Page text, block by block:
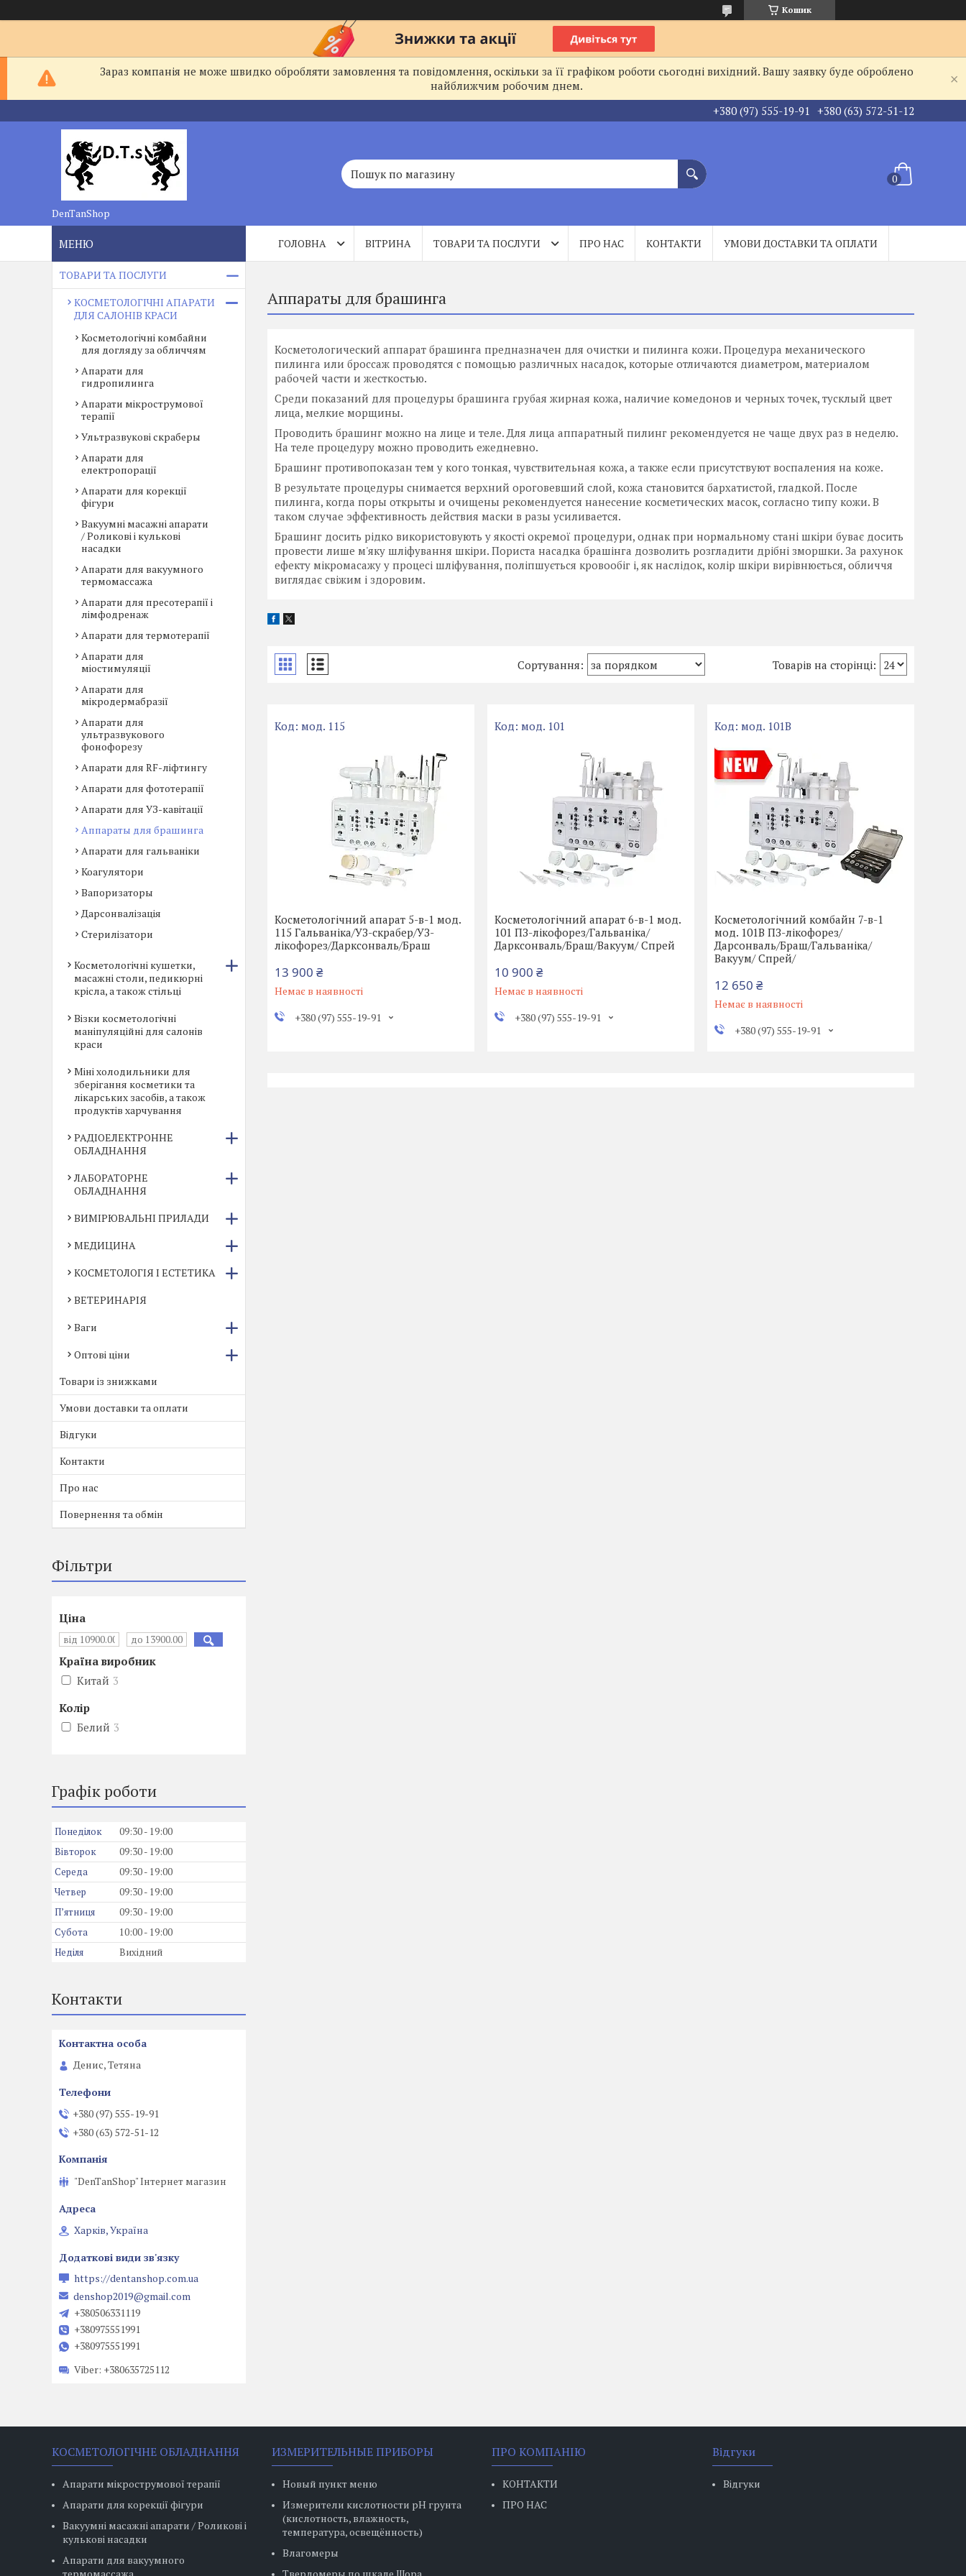
Кошик
Зараз компанія не може швидко обробляти замовлення та повідомлення, оскільки за її графіком роботи сьогодні вихідний. Вашу заявку буде оброблено
найближчим робочим днем.
+380 (97) 555-19-91 +380 (63) 572-51-12
DenTanShop
ГОЛОВНА ВІТРИНА ТОВАРИ ТА ПОСЛУГИ ПРО НАС КОНТАКТИ УМОВИ ДОСТАВКИ ТА ОПЛАТИ
Аппараты для брашинга
Косметологический аппарат брашинга предназначен для очистки и пилинга кожи. Процедура механического
пилинга или броссаж проводятся с помощью различных насадок, которые отличаются диаметром, материалом
рабочей части и жесткостью.
Среди показаний для процедуры брашинга грубая жирная кожа, наличие комедонов и черных точек, тусклый цвет
лица, мелкие морщины.
Проводить брашинг можно на лице и теле. Для лица аппаратный пилинг рекомендуется не чаще двух раз в неделю.
На теле процедуру можно проводить ежедневно.
Брашинг противопоказан тем у кого тонкая, чувствительная кожа, а также если присутствуют воспаления на коже.
В результате процедуры снимается верхний ороговевший слой, кожа становится бархатистой, гладкой. После
пилинга, когда поры открыты и очищены рекомендуется нанесение косметических масок, согласно типу кожи. В
таком случае эффективность действия маски в разы усиливается.
Брашинг досить рідко використовують у якості окремої процедури, однак при нормальному стані шкіри буває досить
провести лише м'яку шліфування шкіри. Пориста насадка брашінга дозволить розгладити дрібні зморшки. За рахунок
ефекту мікромасажу у процесі шліфування, поліпшується кровообіг і, як наслідок, колір шкіри вирівнюється, обличчя
виглядає свіжим і здоровим.
мод. 115
Косметологічний апарат 5-в-1 мод.
115 Гальваніка/УЗ-скрабер/УЗ-
лікофорез/Дарксонваль/Браш
13 900 ₴
Немає в наявності
+380 (97) 555-19-91
мод. 101
Косметологічний апарат 6-в-1 мод.
101 ПЗ-лікофорез/Гальваніка/
Дарксонваль/Браш/Вакуум/ Спрей
10 900 ₴
Немає в наявності
+380 (97) 555-19-91
мод. 101B
Косметологічний комбайн 7-в-1
мод. 101B ПЗ-лікофорез/
Дарсонваль/Браш/Гальваніка/
Вакуум/ Спрей/
12 650 ₴
Немає в наявності
+380 (97) 555-19-91
ТОВАРИ ТА ПОСЛУГИ
КОСМЕТОЛОГІЧНІ АПАРАТИ
ДЛЯ САЛОНІВ КРАСИ
Косметологічні комбайни
для догляду за обличчям
Апарати для
гидропилинга
Апарати мікрострумової
терапії
Ультразвукові скраберы
Апарати для
електропорації
Апарати для корекції
фігури
Вакуумні масажні апарати
/ Роликові і кулькові
насадки
Апарати для вакуумного
термомассажа
Апарати для пресотерапії і
лімфодренаж
Апарати для термотерапії
Апарати для
міостимуляції
Апарати для
мікродермабразії
Апарати для
ультразвукового
фонофорезу
Апарати для RF-ліфтингу
Апарати для фототерапії
Апарати для УЗ-кавітації
Аппараты для брашинга
Апарати для гальваніки
Коагулятори
Вапоризаторы
Дарсонвалізація
Стерилізатори
Косметологічні кушетки,
масажні столи, педикюрні
крісла, а також стільці
Візки косметологічні
маніпуляційні для салонів
краси
Міні холодильники для
зберігання косметики та
лікарських засобів, а також
продуктів харчування
РАДІОЕЛЕКТРОННЕ
ОБЛАДНАННЯ
ЛАБОРАТОРНЕ
ОБЛАДНАННЯ
ВИМІРЮВАЛЬНІ ПРИЛАДИ
МЕДИЦИНА
КОСМЕТОЛОГІЯ І ЕСТЕТИКА
ВЕТЕРИНАРІЯ
Ваги
Оптові ціни
Товари із знижками
Умови доставки та оплати
Відгуки
Контакти
Про нас
Повернення та обмін
Фільтри
Ціна
Країна виробник
Китай 3
Колір
Белий 3
Графік роботи
Понеділок 09:30
19:00
Вівторок
09:30
19:00
Середа
09:30
19:00
Четвер
09:30
19:00
Пʼятниця
09:30
19:00
Субота
10:00
19:00
Неділя
Вихідний
Контакти
Денис, Тетяна
+380 (97) 555-19-91
+380 (63) 572-51-12
"DenTanShop" Інтернет магазин
Харків, Україна
https://dentanshop.com.ua
denshop2019@gmail.com
+380506331119
+380975551991
+380975551991
Viber +380635725112
КОСМЕТОЛОГІЧНЕ ОБЛАДНАННЯ
Апарати мікрострумової терапії
Апарати для корекції фігури
Вакуумні масажні апарати / Роликові і
кулькові насадки
Апарати для вакуумного
ИЗМЕРИТЕЛЬНЫЕ ПРИБОРЫ
Новый пункт меню
Измерители кислотности pH грунта
(кислотность, влажность,
температура, освещённость)
Влагомеры
ПРО КОМПАНІЮ
КОНТАКТИ
ПРО НАС
Відгуки
Відгуки